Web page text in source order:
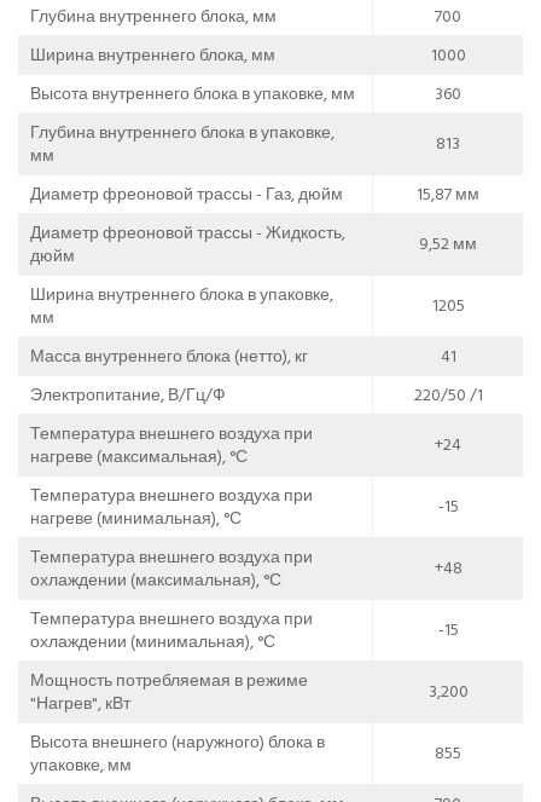
Глубина внутреннего блока, мм
700
Ширина внутреннего блока, мм
1000
Высота внутреннего блока в упаковке, мм
360
Глубина внутреннего блока в упаковке,
мм
813
Диаметр фреоновой трассы - Газ, дюйм
15,87 мм
Диаметр фреоновой трассы - Жидкость,
дюйм
9,52 мм
Ширина внутреннего блока в упаковке,
мм
1205
Масса внутреннего блока (нетто), кг
41
Электропитание, В/Гц/Ф
220/50 /1
Температура внешнего воздуха при
нагреве (максимальная), °С
+24
Температура внешнего воздуха при
нагреве (минимальная), °С
-15
Температура внешнего воздуха при
охлаждении (максимальная), °С
+48
Температура внешнего воздуха при
охлаждении (минимальная), °С
-15
Мощность потребляемая в режиме
"Нагрев", кВт
3,200
Высота внешнего (наружного) блока в
упаковке, мм
855